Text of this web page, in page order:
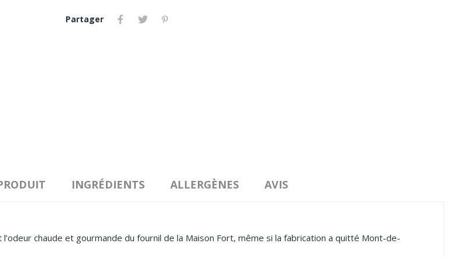
Partager
INGRÉDIENTS ALLERGÈNES AVIS
chaude et gourmande du fournil de la Maison Fort, même si la fabrication a quitté Mont-de-